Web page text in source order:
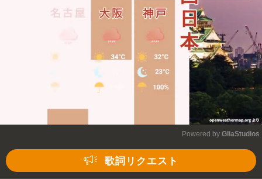
Mute
Powered by GliaStudios
歌詞リクエスト